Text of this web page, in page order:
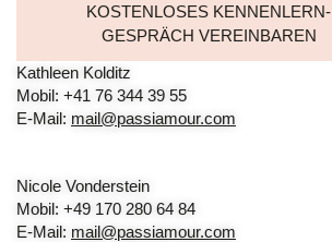
KOSTENLOSES KENNENLERN-
GESPRÄCH VEREINBAREN
Kathleen Kolditz
Mobil: +41 76 344 39 55
E-Mail: mail@passiamour.com
Nicole Vonderstein
Mobil: +49 170 280 64 84
E-Mail: mail@passiamour.com